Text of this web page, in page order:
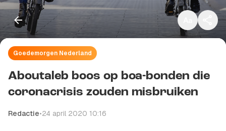
Goedemorgen Nederland
Aboutaleb boos op boa-bonden die
coronacrisis zouden misbruiken
Redactie•24 april 2020 10:16